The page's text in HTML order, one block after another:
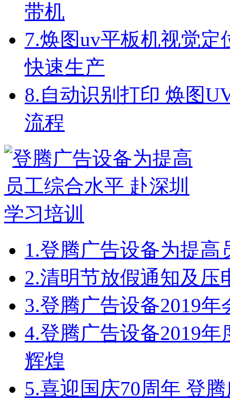
带机
7.焕图uv平板机视觉定
快速生产
8.自动识别打印 焕图
流程
1.登腾广告设备为提高
2.清明节放假通知及压
3.登腾广告设备2019
4.登腾广告设备2019
辉煌
5.喜迎国庆70周年 登